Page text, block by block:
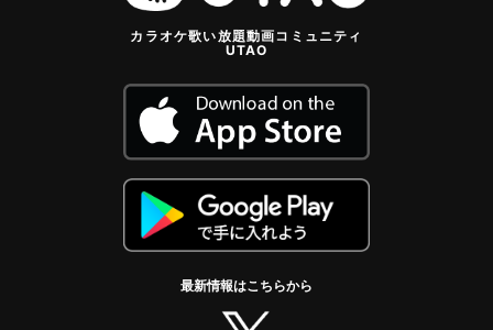
カラオケ歌い放題動画コミュニティ
UTAO
最新情報はこちらから